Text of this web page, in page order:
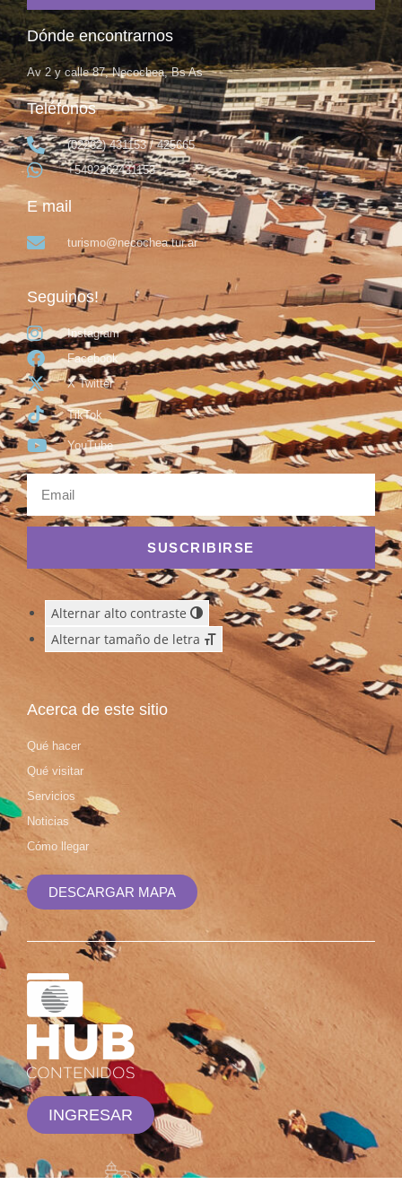
Dónde encontrarnos
Av 2 y calle 87, Necochea, Bs As
Teléfonos
(02262) 431153 / 425665
+5492262431153
E mail
turismo@necochea.tur.ar
Seguinos!
Instagram
Facebook
X Twitter
TikTok
YouTube
SUSCRIBIRSE
Alternar alto contraste
Alternar tamaño de letra
Acerca de este sitio
Qué hacer
Qué visitar
Servicios
Noticias
Cómo llegar
DESCARGAR MAPA
INGRESAR